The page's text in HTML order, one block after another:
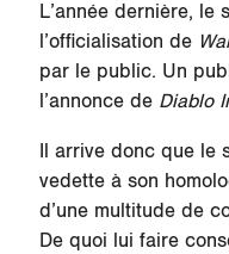
L’année dernière,
l’officialisation de
par le public. Un
l’annonce de Diablo
Il arrive donc que le
vedette à son
d’une multitude de
De quoi lui faire